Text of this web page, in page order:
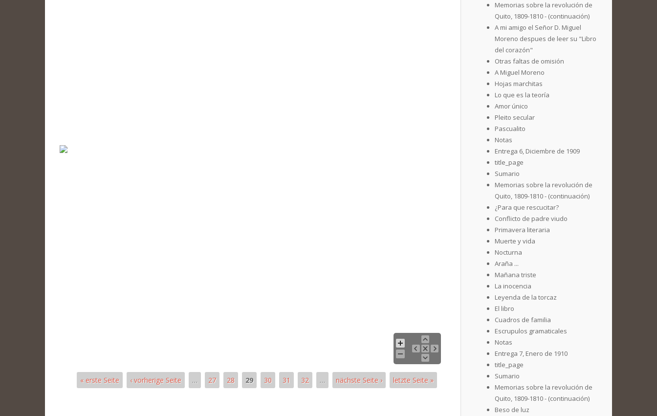
« erste Seite ‹ vorherige Seite … 27 28 29 30 31 32 … nächste Seite › letzte Seite »
Memorias sobre la revolución de
Quito, 1809-1810 - (continuación)
A mi amigo el Señor D. Miguel
Moreno despues de leer su "Libro
del corazón"
Otras faltas de omisión
A Miguel Moreno
Hojas marchitas
Lo que es la teoría
Amor único
Pleito secular
Pascualito
Notas
Entrega 6, Diciembre de 1909
title_page
Sumario
Memorias sobre la revolución de
Quito, 1809-1810 - (continuación)
¿Para que rescucitar?
Conflicto de padre viudo
Primavera literaria
Muerte y vida
Nocturna
Araña ...
Mañana triste
La inocencia
Leyenda de la torcaz
El libro
Cuadros de familia
Escrupulos gramaticales
Notas
Entrega 7, Enero de 1910
title_page
Sumario
Memorias sobre la revolución de
Quito, 1809-1810 - (continuación)
Beso de luz